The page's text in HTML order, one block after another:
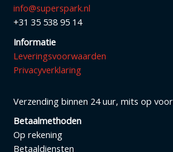
info@superspark.nl
+31 35 538 95 14
Informatie
Leveringsvoorwaarden
Privacyverklaring
Verzending binnen 24 uur, mits op
Betaalmethoden
Op rekening
Betaaldiensten